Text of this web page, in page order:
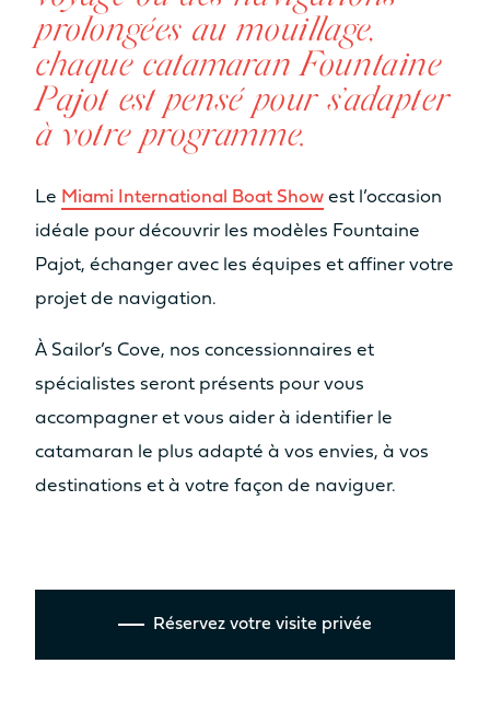
prolongées au mouillage,
chaque catamaran Fountaine
Pajot est pensé pour s’adapter
à votre programme.
Le Miami International Boat Show est l’occasion
idéale pour découvrir les modèles Fountaine
Pajot, échanger avec les équipes et affiner votre
projet de navigation.
À Sailor’s Cove, nos concessionnaires et
spécialistes seront présents pour vous
accompagner et vous aider à identifier le
catamaran le plus adapté à vos envies, à vos
destinations et à votre façon de naviguer.
Réservez votre visite privée